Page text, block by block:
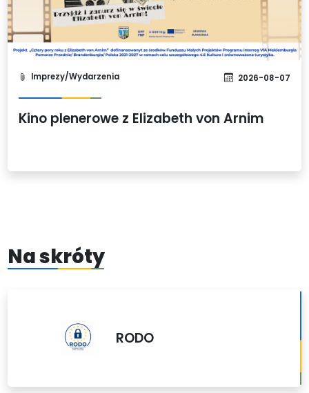
Imprezy/Wydarzenia 2026-08-07
Kino plenerowe z Elizabeth von Arnim
Na skróty
RODO